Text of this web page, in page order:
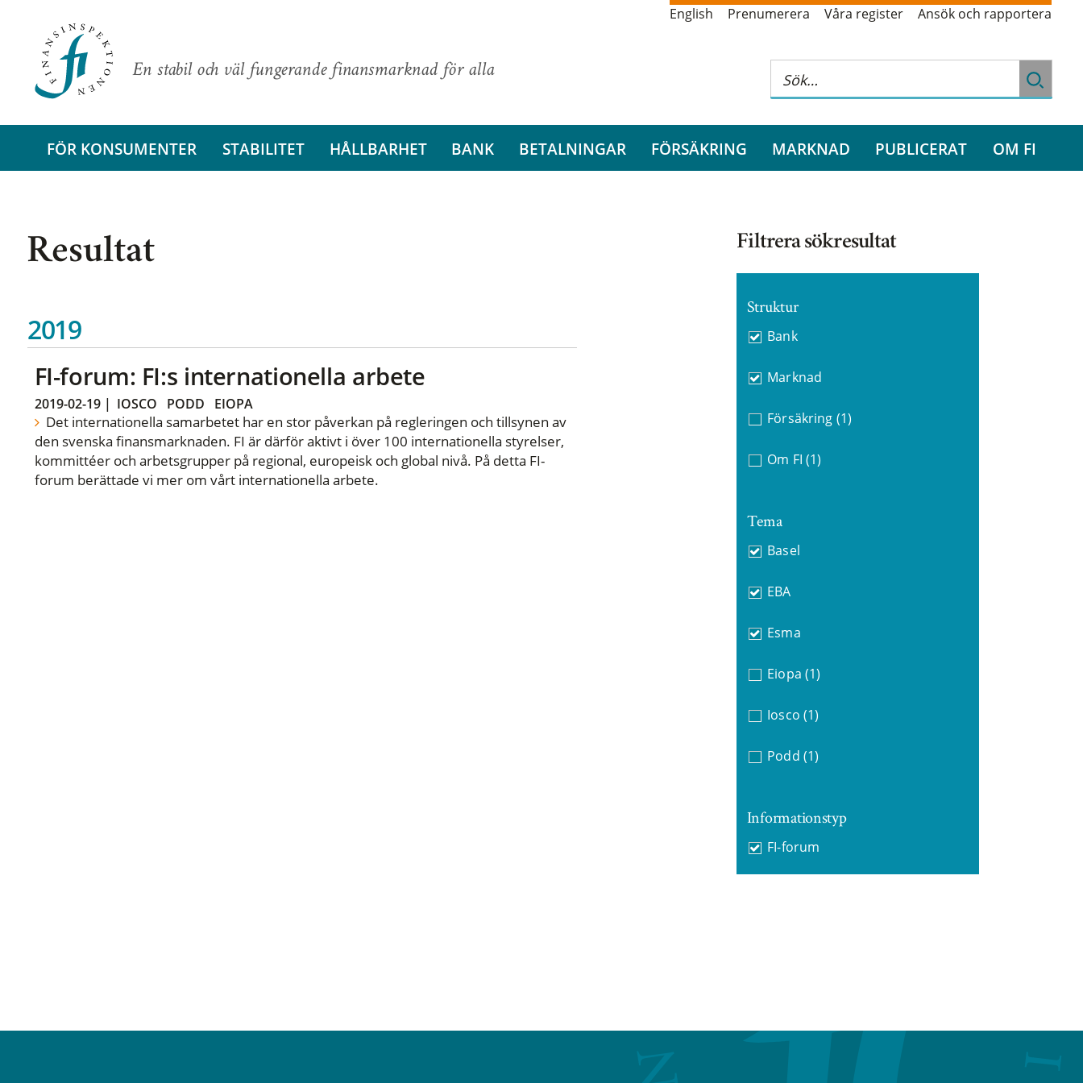
En stabil och väl fungerande finansmarknad för alla
English Prenumerera Våra register Ansök och rapportera
FÖR KONSUMENTER STABILITET HÅLLBARHET BANK BETALNINGAR FÖRSÄKRING MARKNAD PUBLICERAT OM FI
Resultat
2019
FI-forum: FI:s internationella arbete
2019-02-19| IOSCO PODD EIOPA
Det internationella samarbetet har en stor påverkan på regleringen och tillsynen av
den svenska finansmarknaden. FI är därför aktivt i över 100 internationella styrelser,
kommittéer och arbetsgrupper på regional, europeisk och global nivå. På detta FI-
forum berättade vi mer om vårt internationella arbete.
Filtrera sökresultat
Struktur
Bank
Marknad
Försäkring (1)
Om FI (1)
Tema
Basel
EBA
Esma
Eiopa (1)
Iosco (1)
Podd (1)
Informationstyp
FI-forum